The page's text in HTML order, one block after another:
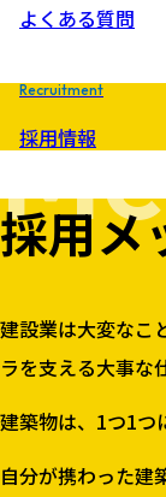
よくある質問
Recruitment
採用情報
採用メ
建設業は大変なこ
ラを支える大事な
建築物は、1つ1つ
自分が携わった建